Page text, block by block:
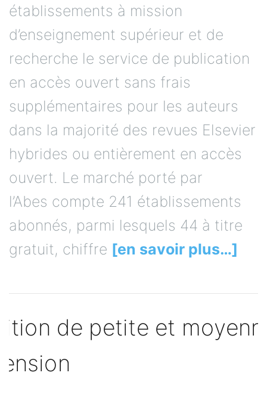
établissements à mission
d’enseignement supérieur et de
recherche le service de publication
en accès ouvert sans frais
supplémentaires pour les auteurs
dans la majorité des revues Elsevier
hybrides ou entièrement en accès
ouvert. Le marché porté par
l’Abes compte 241 établissements
abonnés, parmi lesquels 44 à titre
gratuit, chiffre [en savoir plus…]